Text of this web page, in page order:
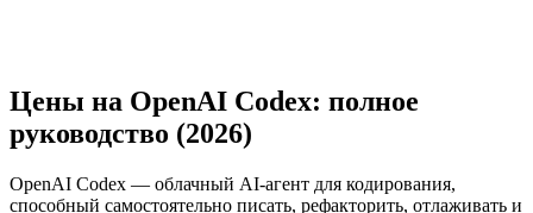
Цены на OpenAI Codex: полное
руководство (2026)
OpenAI Codex — облачный AI-агент для кодирования,
способный самостоятельно писать, рефакторить, отлаживать и